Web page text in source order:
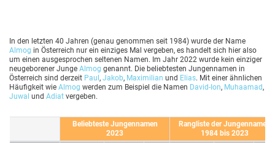
In den letzten 40 Jahren (genau genommen seit 1984) wurde der Name
Almog in Österreich nur ein einziges Mal vergeben, es handelt sich hier also
um einen ausgesprochen seltenen Namen. Im Jahr 2022 wurde kein einziger
neugeborener Junge Almog genannt. Die beliebtesten Jungennamen in
Österreich sind derzeit Paul , Jakob, Maximilian und Elias. Mit einer ähnlichen
Häufigkeit wie Almog werden zum Beispiel die Namen David-Ion, Muhaamad,
Juwal und Adiat vergeben.
Beliebteste Jungennamen
2023
Rangliste der Jungennamen
1984 bis 2023